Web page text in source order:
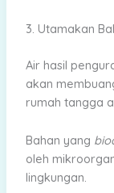
3. Utamakan
Air hasil
akan
rumah tangga
Bahan yang
oleh
lingkungan.